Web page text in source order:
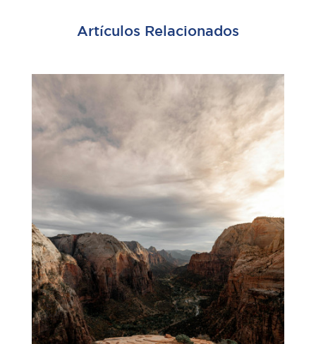
Artículos Relacionados